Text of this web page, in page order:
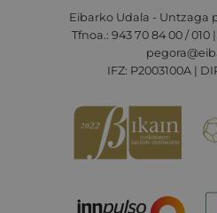
Eibarko Udala - Untzaga
Tfnoa.: 943 70 84 00 / 010
IFZ: P2003100A |